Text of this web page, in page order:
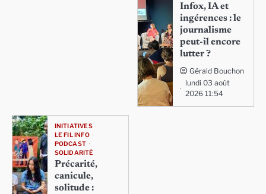
Infox, IA et
ingérences : le
journalisme
peut-il encore
lutter ?
Gérald Bouchon
lundi 03 août
2026 11:54
INITIATIVES
LE FIL INFO
PODCAST
SOLIDARITÉ
Précarité,
canicule,
solitude :